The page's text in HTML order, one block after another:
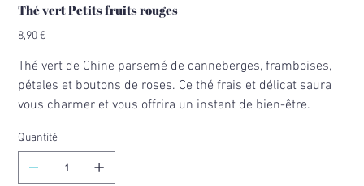
Thé vert Petits fruits rouges
Prix
8,90 €
Thé vert de Chine parsemé de canneberges, framboises,
pétales et boutons de roses. Ce thé frais et délicat saura
vous charmer et vous offrira un instant de bien-être.
Quantité